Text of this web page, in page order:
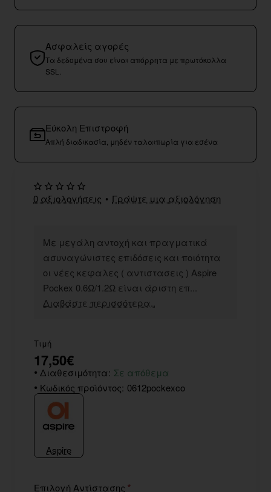
Ασφαλείς αγορές
Τα δεδομένα σου είναι απόρρητα με πρωτόκολλα
SSL.
Εύκολη Επιστροφή
Απλή διαδικασία, μηδέν ταλαιπωρία για εσένα
Με μεγάλη αντοχή και πραγματικά
ασυναγώνιστες επιδόσεις και ποιότητα
οι νέες κεφαλες ( αντιστασεις ) Aspire
Pockex 0.6Ω/1.2Ω είναι άριστη επ...
Διαβάστε περισσότερα..
0 αξιολογήσεις • Γράψτε μια αξιολόγηση
Τιμή
17,50€
Διαθεσιμότητα: Σε απόθεμα
Κωδικός προϊόντος: 0612pockexco
Aspire
Επιλογή Αντίστασης